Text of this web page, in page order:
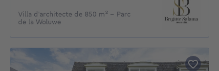
Villa d'architecte de 850 m² - Parc
de la Woluwe